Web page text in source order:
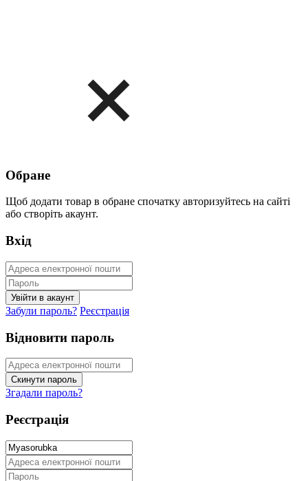
Обране
Щоб додати товар в обране спочатку авторизуйтесь на сайті
або створіть акаунт.
Вхід
Забули пароль? Реєстрація
Відновити пароль
Згадали пароль?
Реєстрація